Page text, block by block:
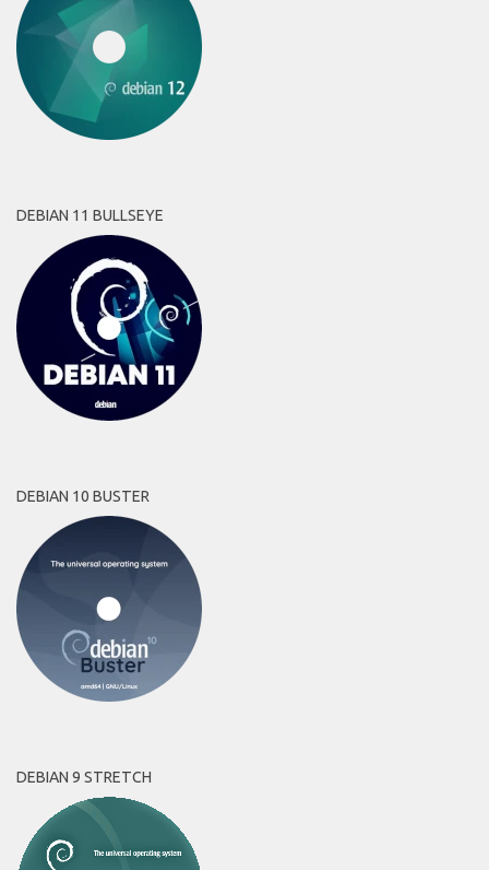
DEBIAN 11 BULLSEYE
DEBIAN 10 BUSTER
DEBIAN 9 STRETCH